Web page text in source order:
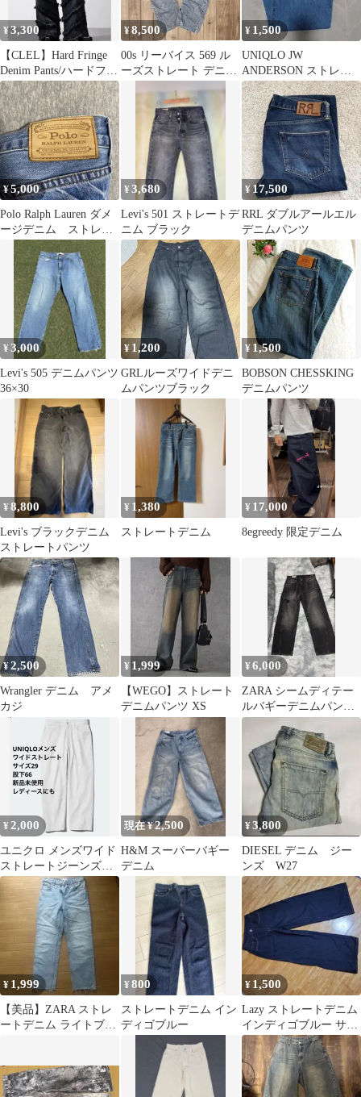
¥3,300
【CLEL】Hard Fringe
Denim Pants/ハードフリ
ンジデニム
¥8,500
00s リーバイス 569 ル
ーズストレート デニム
¥ 1,500
UNIQLO JW
ANDERSON ストレー
トジーンズ
¥5,000
Polo Ralph Lauren ダメ
ージデニム ストレー
¥3,680
Levi's 501 ストレートデ
ニム ブラック
¥ 17,500
RRL ダブルアールエル
デニムパンツ
¥3,000
Levi's 505 デニムパンツ
36×30
¥ 1,200
GRLルーズワイドデニ
ムパンツブラック
¥1,500
BOBSON CHESSKING
デニムパンツ
¥8,800
Levi's ブラックデニム
ストレートパンツ
¥ 1,380
ストレートデニム
¥ 17,000
8egreedy 限定デニム
¥2,500
Wrangler デニム アメ
カジ
¥ 1,999
【WEGO】ストレート
デニムパンツ XS
¥6,000
ZARA シームディテー
ルバギーデニムパンツ
EU40(JP31)
¥2,000
ユニクロ メンズワイド
ストレートジーンズ白
オフホワイト綿100%
29サイズ
現在 ¥2,500
H&M スーパーバギー
デニム
¥3,800
DIESEL デニム ジー
ンズ W27
¥ 1,999
【美品】ZARA ストレ
ートデニム ライトブル
¥800
ストレートデニム イン
ディゴブルー
¥ 1,500
Lazy ストレートデニム
インディゴブルー サイ
ズS